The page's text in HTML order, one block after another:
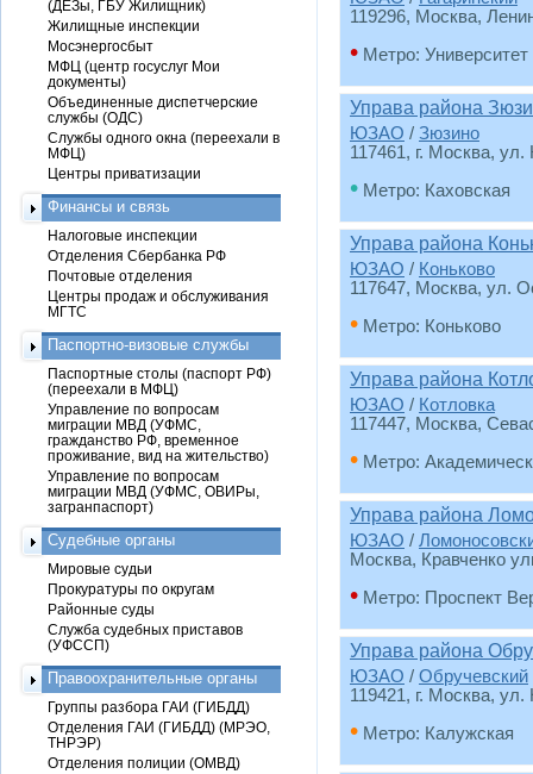
119296, Москва,
• Метро: Университет
Управа района
ЮЗАО / Зюзино
117461, г. Москва,
• Метро: Каховская
Управа района
ЮЗАО / Коньково
117647, Москва, ул.
• Метро: Коньково
Управа района
ЮЗАО / Котловка
117447, Москва,
• Метро:
Управа района
ЮЗАО /
Москва, Кравченко
• Метро: Проспект
Управа района
ЮЗАО / Обручевский
119421, г. Москва,
• Метро: Калужская
(ДЕЗы, ГБУ Жилищник)
Жилищные инспекции
Мосэнергосбыт
МФЦ (центр госуслуг Мои
документы)
Объединенные диспетчерские
службы (ОДС)
Службы одного окна (переехали в
МФЦ)
Центры приватизации
Финансы и связь
Налоговые инспекции
Отделения Сбербанка РФ
Почтовые отделения
Центры продаж и обслуживания
МГТС
Паспортно-визовые службы
Паспортные столы (паспорт РФ)
(переехали в МФЦ)
Управление по вопросам
миграции МВД (УФМС,
гражданство РФ, временное
проживание, вид на жительство)
Управление по вопросам
миграции МВД (УФМС, ОВИРы,
загранпаспорт)
Судебные органы
Мировые судьи
Прокуратуры по округам
Районные суды
Служба судебных приставов
(УФССП)
Правоохранительные органы
Группы разбора ГАИ (ГИБДД)
Отделения ГАИ (ГИБДД) (МРЭО,
ТНРЭР)
Отделения полиции (ОМВД)